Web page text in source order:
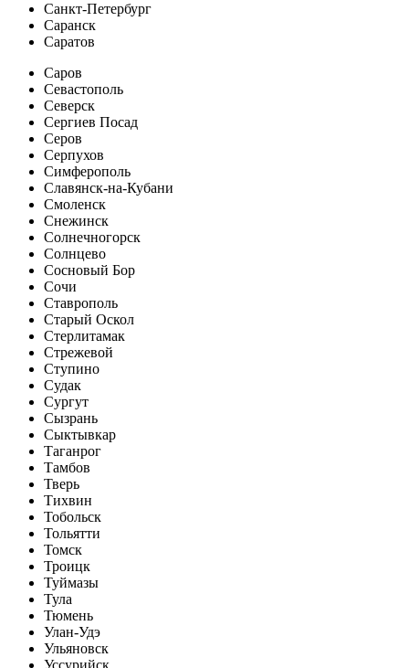
Санкт-Петербург
Саранск
Саратов
Саров
Севастополь
Северск
Сергиев Посад
Серов
Серпухов
Симферополь
Славянск-на-Кубани
Смоленск
Снежинск
Солнечногорск
Солнцево
Сосновый Бор
Сочи
Ставрополь
Старый Оскол
Стерлитамак
Стрежевой
Ступино
Судак
Сургут
Сызрань
Сыктывкар
Таганрог
Тамбов
Тверь
Тихвин
Тобольск
Тольятти
Томск
Троицк
Туймазы
Тула
Тюмень
Улан-Удэ
Ульяновск
Уссурийск